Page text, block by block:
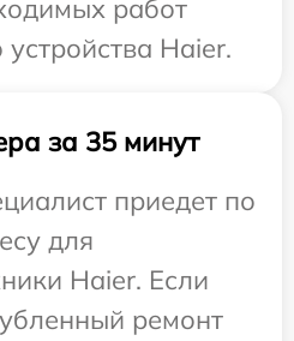
работ
Haier.
за 35 минут
приедет по
для
Haier. Если
ремонт